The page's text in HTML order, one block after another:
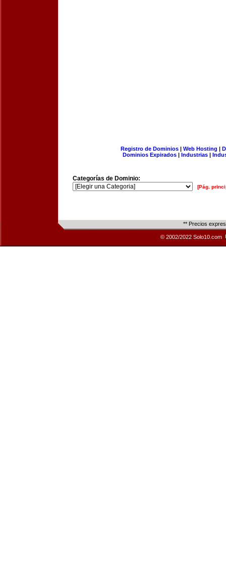
Registro de Dominios| Web Hosting |
Dominios Expirados | Industrias |
Categorías de Dominio:
[Pág.
** Precios
© 2002/2022 Solo10.com